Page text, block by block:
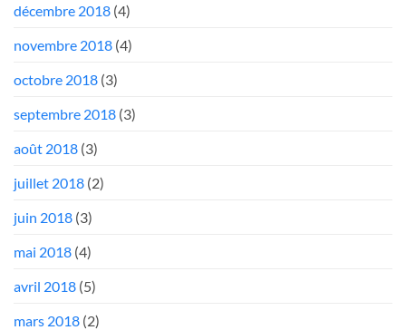
décembre 2018 (4)
novembre 2018 (4)
octobre 2018 (3)
septembre 2018 (3)
août 2018 (3)
juillet 2018 (2)
juin 2018 (3)
mai 2018 (4)
avril 2018 (5)
mars 2018 (2)